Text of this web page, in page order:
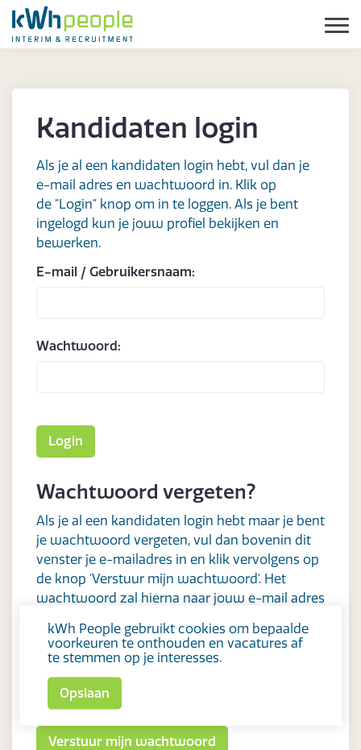
Kandidaten login
Als je al een kandidaten login hebt, vul dan je
e-mail adres en wachtwoord in. Klik op
de "Login" knop om in te loggen. Als je bent
ingelogd kun je jouw profiel bekijken en
bewerken.
E-mail / Gebruikersnaam:
Wachtwoord:
Wachtwoord vergeten?
Als je al een kandidaten login hebt maar je bent
je wachtwoord vergeten, vul dan bovenin dit
venster je e-mailadres in en klik vervolgens op
de knop 'Verstuur mijn wachtwoord'. Het
wachtwoord zal hierna naar jouw e-mail adres
E-mail / Gebruikersnaam:
kWh People gebruikt cookies om bepaalde
voorkeuren te onthouden en vacatures af
te stemmen op je interesses.